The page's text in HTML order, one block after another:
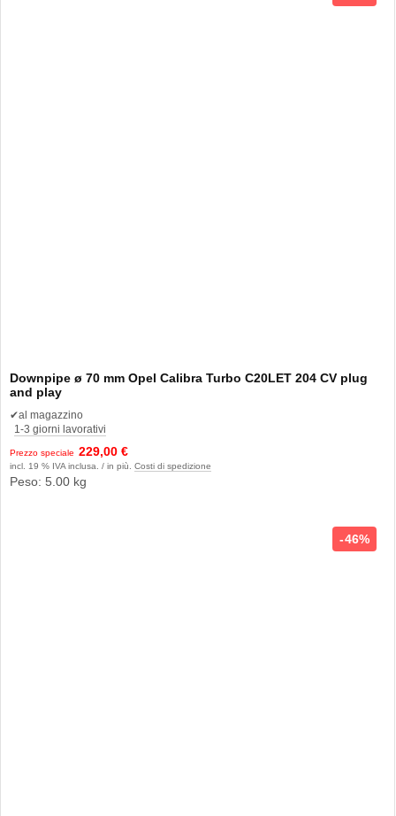
Downpipe ø 70 mm Opel Calibra Turbo C20LET 204 CV plug
and play
✔al magazzino
1-3 giorni lavorativi
Prezzo speciale 229,00 €
incl. 19 % IVA inclusa. / in più. Costi di spedizione
Peso: 5.00 kg
46%